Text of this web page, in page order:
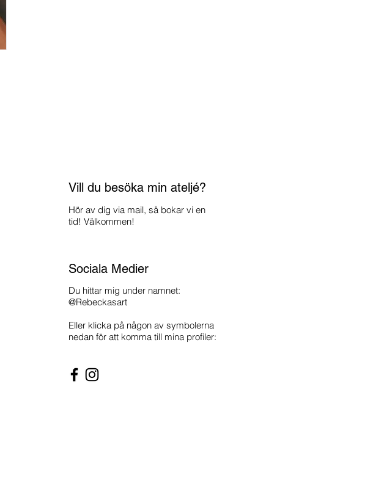
Vill du besöka min ateljé?
Hör av dig via mail, så bokar vi en
tid! Välkommen!
Sociala Medier
Du hittar mig under namnet:
@Rebeckasart
Eller klicka på någon av symbolerna
nedan för att komma till mina profiler: